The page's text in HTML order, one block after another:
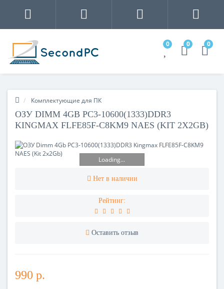
0 0 0
Комплектующие для ПК
ОЗУ DIMM 4GB PC3-10600(1333)DDR3
KINGMAX FLFE85F-C8KM9 NAES (KIT 2X2GB)
Loading...
Нет в наличии
Рейтинг:
Оставить отзыв
990 р.